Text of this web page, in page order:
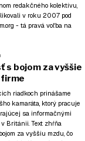
redakčného kolektívu,
v roku 2007 pod
- tá pravá voľba na
s bojom za vyššie
firme
riadkoch prinášame
kamaráta, ktorý pracuje
sa informačnými
Británii. Text zhŕňa
za vyššiu mzdu, čo